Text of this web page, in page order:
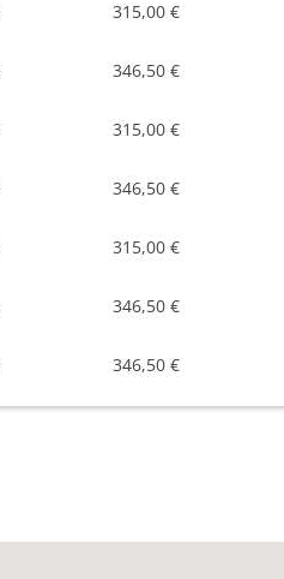
315,00 €
346,50 €
315,00 €
346,50 €
315,00 €
346,50 €
346,50 €